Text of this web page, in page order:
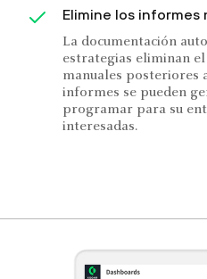
Elimine los informes
La documentación
estrategias eliminan
manuales posteriores
informes se pueden
programar para su
interesadas.